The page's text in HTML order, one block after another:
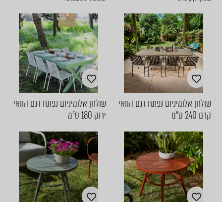
שולחן אלומיניום נפתח דגם הוואי
קרם 240 ס"מ
שולחן אלומיניום נפתח דגם הוואי
ירוק 180 ס״מ